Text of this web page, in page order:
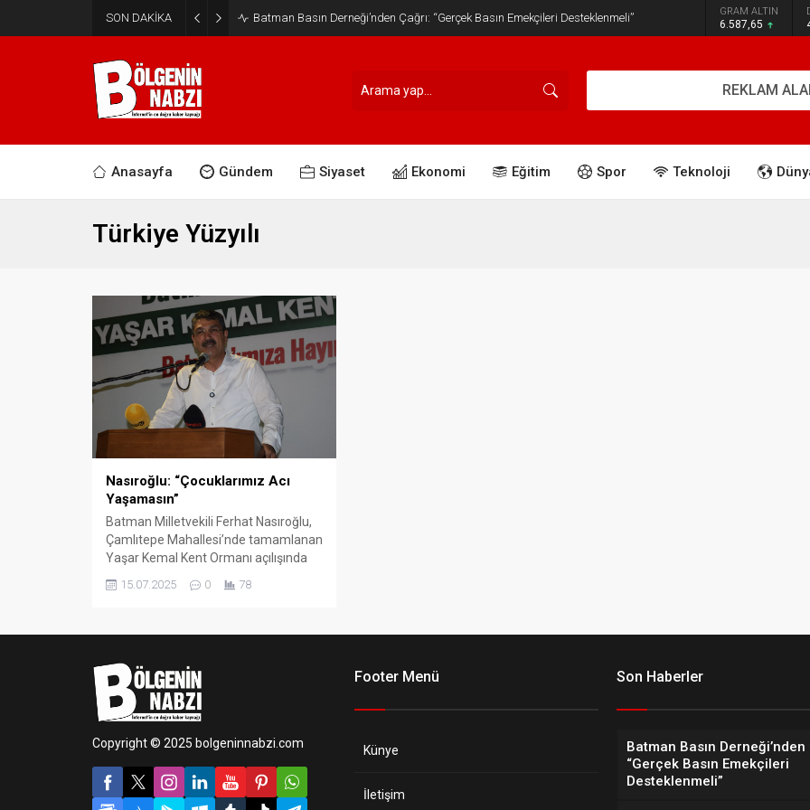
SON DAKİKA Batman Basın Derneği’nden Çağrı: “Gerçek Basın Emekçileri Desteklenmeli” GRAM ALTIN
6.587,65
REKLAM
Anasayfa Gündem Siyaset Ekonomi Eğitim Spor Teknoloji
Türkiye Yüzyılı
Nasıroğlu: “Çocuklarımız Acı
Yaşamasın”
Batman Milletvekili Ferhat Nasıroğlu,
Çamlıtepe Mahallesi’nde tamamlanan
Yaşar Kemal Kent Ormanı açılışında
15.07.2025 0 78
Copyright © 2025 bolgeninnabzi.com
Footer Menü
Künye
İletişim
Son Haberler
Batman Basın Derneği’nden
“Gerçek Basın Emekçileri
Desteklenmeli”